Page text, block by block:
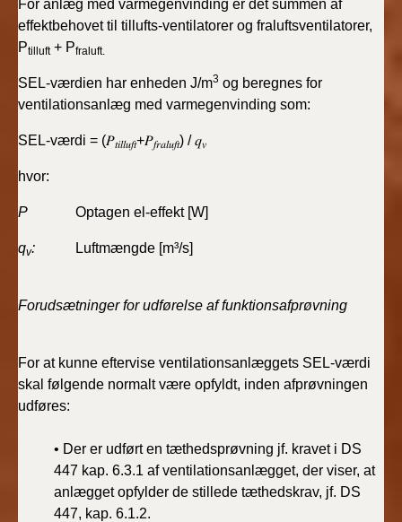
For anlæg med varmegenvinding er det summen af
effektbehovet til tillufts-ventilatorer og fraluftsventilatorer,
Ptilluft+ Pfraluft.
SEL-værdien har enheden J/m3 og beregnes for
ventilationsanlæg med varmegenvinding som:
SEL-værdi = (𝑃𝑡𝑖𝑙𝑙𝑢𝑓𝑡+𝑃𝑓𝑟𝑎𝑙𝑢𝑓𝑡) / 𝑞𝑣
hvor:
P Optagen el-effekt [W]
qv: Luftmængde [m³/s]
Forudsætninger for udførelse af funktionsafprøvning
For at kunne eftervise ventilationsanlæggets SEL-værdi
skal følgende normalt være opfyldt, inden afprøvningen
udføres:
• Der er udført en tæthedsprøvning jf. kravet i DS
447 kap. 6.3.1 af ventilationsanlægget, der viser, at
anlægget opfylder de stillede tæthedskrav, jf. DS
447, kap. 6.1.2.